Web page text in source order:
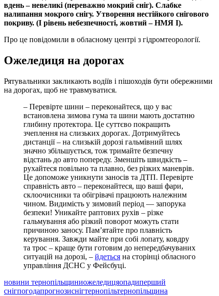
вдень – невеликі (переважно мокрий сніг). Слабке
налипання мокрого снігу. Утворення нестійкого снігового
покриву. (І рівень небезпечності, жовтий – НМЯ І).
Про це повідомили в обласному центрі з гідромтеорології.
Ожеледиця на дорогах
Рятувальники закликають водіїв і пішоходів бути обережними
на дорогах, щоб не травмуватися.
– Перевірте шини – переконайтеся, що у вас
встановлена зимова гума та шини мають достатню
глибину протектора. Це суттєво покращить
зчеплення на слизьких дорогах. Дотримуйтесь
дистанції – на слизькій дорозі гальмівний шлях
значно збільшується, тож тримайте безпечну
відстань до авто попереду. Зменшіть швидкість –
рухайтеся повільно та плавно, без різких маневрів.
Це допоможе уникнути заносів та ДТП. Перевірте
справність авто – переконайтеся, що ваші фари,
склоочисники та обігрівачі працюють належним
чином. Видимість у зимовий період — запорука
безпеки! Уникайте раптових рухів – різке
гальмування або різкий поворот можуть стати
причиною заносу. Пам’ятайте про плавність
керування. Завжди майте при собі лопату, ковдру
та трос – краще бути готовим до непередбачуваних
ситуацій на дорозі, – йдеться на сторінці обласного
управління ДСНС у Фейсбуці.
новини тернопільщиниожеледицяопадиперший
снігпогодапрогнозиснігтернопільтернопільщина